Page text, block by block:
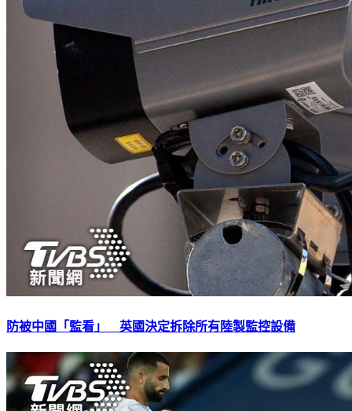
防被中國「監看」 英國決定拆除所有陸製監控設備